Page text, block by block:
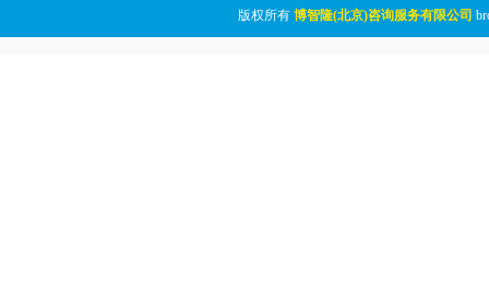
版权所有 博智隆(北京)咨询服务有限公司